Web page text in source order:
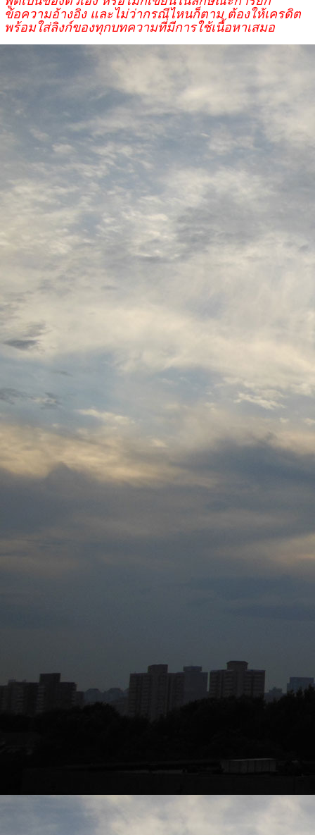
ข้อความอ้างอิง และไม่ว่ากรณีไหนก็ตาม ต้องให้เครดิต
พร้อมใส่ลิงก์ของทุกบทความที่มีการใช้เนื้อหาเสมอ